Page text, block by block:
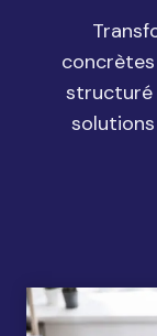
structuré